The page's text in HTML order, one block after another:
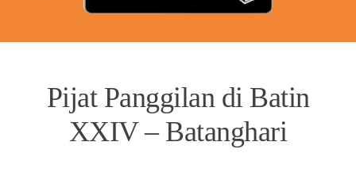
Pijat Panggilan di Batin
XXIV – Batanghari